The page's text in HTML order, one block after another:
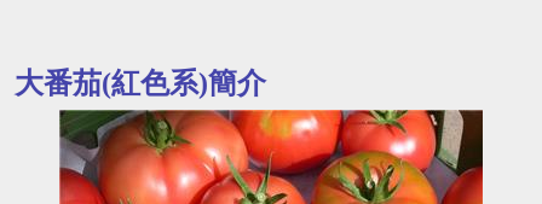
大番茄(紅色系)簡介